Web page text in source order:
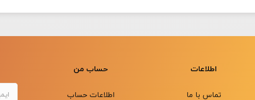
اطلاعات
تماس با ما
حساب من
اطلاعات حساب